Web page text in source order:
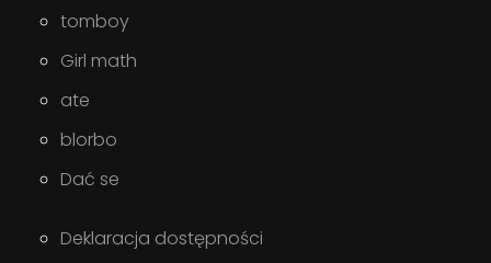
tomboy
Girl math
ate
blorbo
Dać se
Deklaracja dostępności